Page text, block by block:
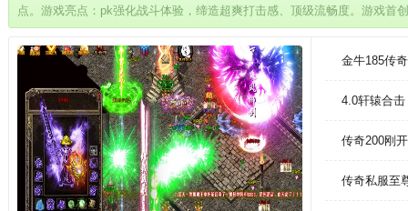
点。游戏亮点：pk强化战斗体验，缔造超爽打击感、顶级流畅度。游戏首
湖情怀，侠客齐聚的血海江湖，志同道合的群雄豪杰，打造最激情的江湖
金牛185传
4.0轩辕合
传奇200刚
传奇私服至